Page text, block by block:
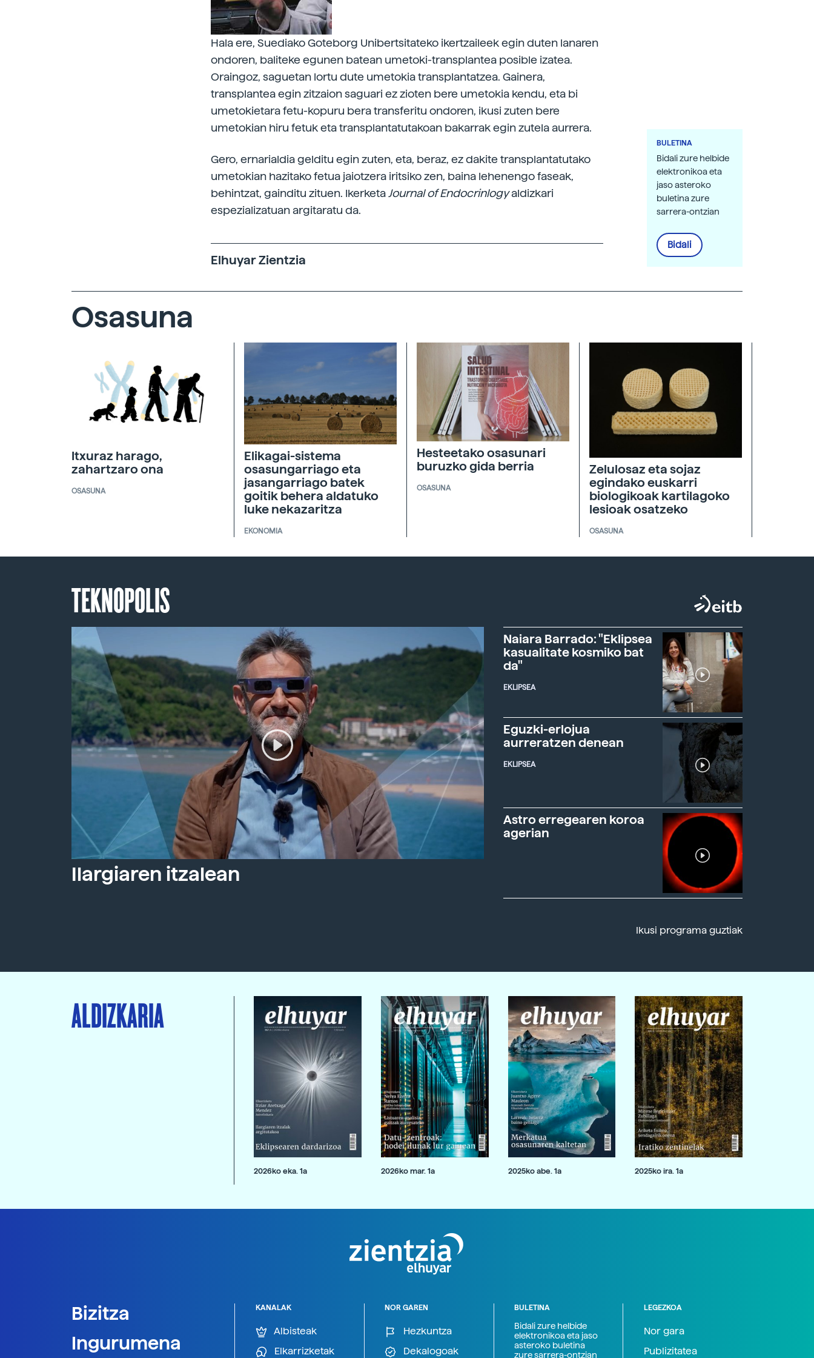
Hala ere, Suediako Goteborg Unibertsitateko ikertzaileek egin duten lanaren
ondoren, baliteke egunen batean umetoki-transplantea posible izatea.
Oraingoz, saguetan lortu dute umetokia transplantatzea. Gainera,
transplantea egin zitzaion saguari ez zioten bere umetokia kendu, eta bi
umetokietara fetu-kopuru bera transferitu ondoren, ikusi zuten bere
umetokian hiru fetuk eta transplantatutakoan bakarrak egin zutela aurrera.
Gero, ernarialdia gelditu egin zuten, eta, beraz, ez dakite transplantatutako
umetokian hazitako fetua jaiotzera iritsiko zen, baina lehenengo faseak,
behintzat, gainditu zituen. IkerketaJournal of Endocrinlogyaldizkari
espezializatuan argitaratu da.
Elhuyar Zientzia
BULETINA
Bidali zure helbide
elektronikoa eta
jaso asteroko
buletina zure
sarrera-ontzian
Bidali
Osasuna
Itxuraz harago,
zahartzaro ona
OSASUNA
Elikagai-sistema
osasungarriago eta
jasangarriago batek
goitik behera aldatuko
luke nekazaritza
EKONOMIA
Hesteetako osasunari
buruzko gida berria
OSASUNA
Zelulosaz eta sojaz
egindako euskarri
biologikoak kartilagoko
lesioak osatzeko
OSASUNA
TEKNOPOLIS
Ilargiaren itzalean
Naiara Barrado: "Eklipsea
kasualitate kosmiko bat
da"
EKLIPSEA
Eguzki-erlojua
aurreratzen denean
EKLIPSEA
Astro erregearen koroa
agerian
Ikusi programa guztiak
ALDIZKARIA
2026ko eka. 1a 2026ko mar. 1a 2025ko abe. 1a 2025ko ira. 1a
Bizitza
Ingurumena
KANALAK
Albisteak
Elkarrizketak
NOR GAREN
Hezkuntza
Dekalogoak
BULETINA
Bidali zure helbide
elektronikoa eta jaso
asteroko buletina
zure sarrera-ontzian
LEGEZKOA
Nor gara
Publizitatea